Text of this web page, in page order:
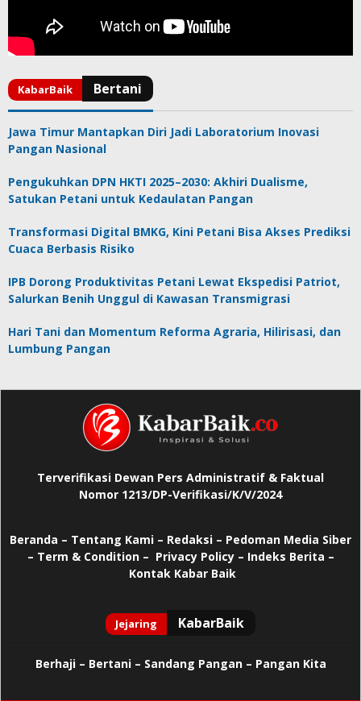
Jawa Timur Mantapkan Diri Jadi Laboratorium Inovasi
Pangan Nasional
Pengukuhkan DPN HKTI 2025–2030: Akhiri Dualisme,
Satukan Petani untuk Kedaulatan Pangan
Transformasi Digital BMKG, Kini Petani Bisa Akses Prediksi
Cuaca Berbasis Risiko
IPB Dorong Produktivitas Petani Lewat Ekspedisi Patriot,
Salurkan Benih Unggul di Kawasan Transmigrasi
Hari Tani dan Momentum Reforma Agraria, Hilirisasi, dan
Lumbung Pangan
Terverifikasi Dewan Pers Administratif & Faktual
Nomor 1213/DP-Verifikasi/K/V/2024
Beranda – Tentang Kami – Redaksi – Pedoman Media Siber
– Term & Condition – Privacy Policy– Indeks Berita –
Kontak Kabar Baik
Berhaji– Bertani – Sandang Pangan – Pangan Kita